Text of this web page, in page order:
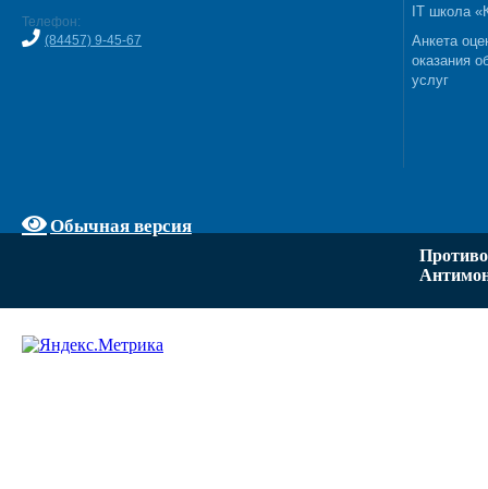
Телефон:
(84457) 9-45-67
Обычная версия
IT школа
Анкета
оказания
услуг